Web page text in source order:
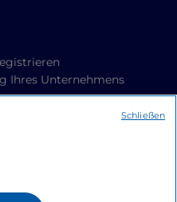
Ihres Unternehmens
Schließen